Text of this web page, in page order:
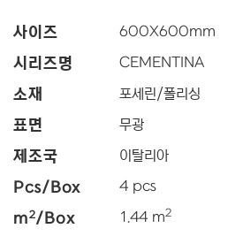
사이즈 600X600mm
시리즈명 CEMENTINA
소재 포세린/폴리싱
표면 무광
제조국 이탈리아
Pcs/Box 4 pcs
m2/Box 1.44 m2